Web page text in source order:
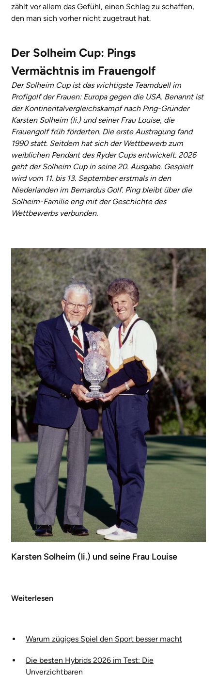
zählt vor allem das Gefühl, einen Schlag zu schaffen,
den man sich vorher nicht zugetraut hat.
Der Solheim Cup: Pings
Vermächtnis im Frauengolf
Der Solheim Cup ist das wichtigste Teamduell im
Profigolf der Frauen: Europa gegen die USA. Benannt ist
der Kontinentalvergleichskampf nach Ping-Gründer
Karsten Solheim (li.) und seiner Frau Louise, die
Frauengolf früh förderten. Die erste Austragung fand
1990 statt. Seitdem hat sich der Wettbewerb zum
weiblichen Pendant des Ryder Cups entwickelt. 2026
geht der Solheim Cup in seine 20. Ausgabe. Gespielt
wird vom 11. bis 13. September erstmals in den
Niederlanden im Bernardus Golf. Ping bleibt über die
Solheim-Familie eng mit der Geschichte des
Wettbewerbs verbunden.
Karsten Solheim (li.) und seine Frau Louise
Weiterlesen
Warum zügiges Spiel den Sport besser macht
Die besten Hybrids 2026 im Test: Die
Unverzichtbaren